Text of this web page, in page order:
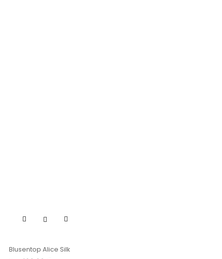
Blusentop Alice Silk